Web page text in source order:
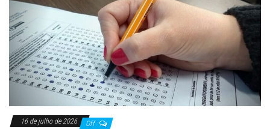
16 de julho de 2026 Off